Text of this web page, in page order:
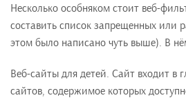
Несколько особняком стоит веб-
составить список запрещенных или
этом было написано чуть выше). В
Веб-сайты для детей. Сайт входит в
сайтов, содержимое которых